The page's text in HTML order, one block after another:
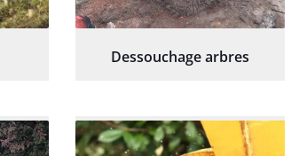
Dessouchage arbres